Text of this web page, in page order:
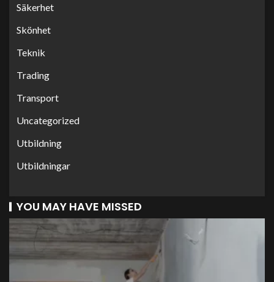
Säkerhet
Skönhet
Teknik
Trading
Transport
Uncategorized
Utbildning
Utbildningar
YOU MAY HAVE MISSED